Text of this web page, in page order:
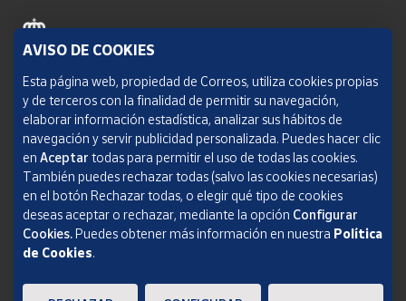
Política de cookies
Aviso legal
Condiciones del servicio
Política de Privacidad Web
Informe de transparencia
SOCIEDAD ESTATAL CORREOS Y TELÉGRAFOS, S.A., S.M.E. Todos los derechos
AVISO DE COOKIES
Esta página web, propiedad de Correos, utiliza cookies propias
y de terceros con la finalidad de permitir su navegación,
elaborar información estadística, analizar sus hábitos de
navegación y servir publicidad personalizada. Puedes hacer clic
en Aceptar todas para permitir el uso de todas las cookies.
También puedes rechazar todas (salvo las cookies necesarias)
en el botón Rechazar todas, o elegir qué tipo de cookies
deseas aceptar o rechazar, mediante la opción Configurar
Cookies.Puedes obtener más información en nuestra Política
de Cookies.